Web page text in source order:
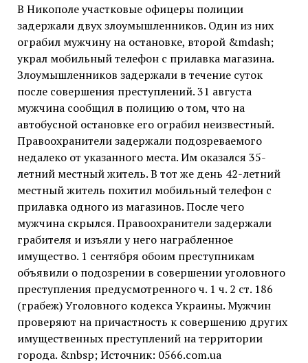
В Никополе участковые офицеры полиции
задержали двух злоумышленников. Один из них
ограбил мужчину на остановке, второй &mdash;
украл мобильный телефон с прилавка магазина.
Злоумышленников задержали в течение суток
после совершения преступлений. 31 августа
мужчина сообщил в полицию о том, что на
автобусной остановке его ограбил неизвестный.
Правоохранители задержали подозреваемого
недалеко от указанного места. Им оказался 35-
летний местный житель. В тот же день 42-летний
местный житель похитил мобильный телефон с
прилавка одного из магазинов. После чего
мужчина скрылся. Правоохранители задержали
грабителя и изъяли у него награбленное
имущество. 1 сентября обоим преступникам
объявили о подозрении в совершении уголовного
преступления предусмотренного ч. 1 ч. 2 ст. 186
(грабеж) Уголовного кодекса Украины. Мужчин
проверяют на причастность к совершению других
имущественных преступлений на территории
города. &nbsp; Источник: 0566.com.ua